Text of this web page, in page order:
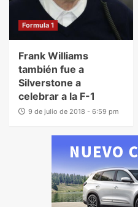
Formula 1
Frank Williams
también fue a
Silverstone a
celebrar a la F-1
9 de julio de 2018 - 6:59 pm